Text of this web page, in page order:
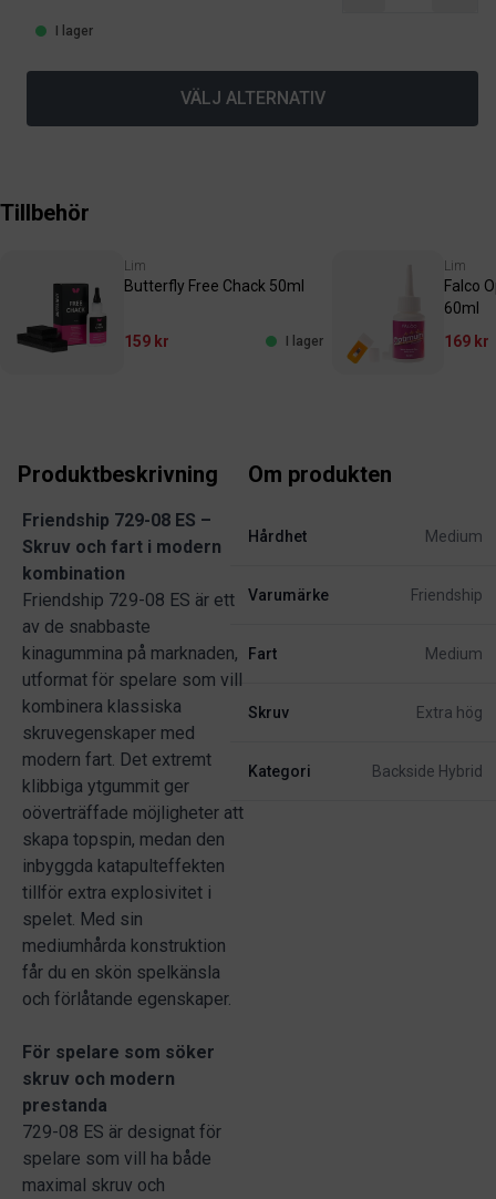
I lager
VÄLJ ALTERNATIV
Tillbehör
Lim
Butterfly Free Chack 50ml
159 kr I lager
Lim
Falco
60ml
169 kr
Produktbeskrivning
Friendship 729-08 ES –
Skruv och fart i modern
kombination
Friendship 729-08 ES är ett
av de snabbaste
kinagummina på marknaden,
utformat för spelare som vill
kombinera klassiska
skruvegenskaper med
modern fart. Det extremt
klibbiga ytgummit ger
oöverträffade möjligheter att
skapa topspin, medan den
inbyggda katapulteffekten
tillför extra explosivitet i
spelet. Med sin
mediumhårda konstruktion
får du en skön spelkänsla
och förlåtande egenskaper.
För spelare som söker
skruv och modern
prestanda
729-08 ES är designat för
spelare som vill ha både
maximal skruv och
Om produkten
Hårdhet Medium
Varumärke Friendship
Fart Medium
Skruv Extra hög
Kategori Backside Hybrid